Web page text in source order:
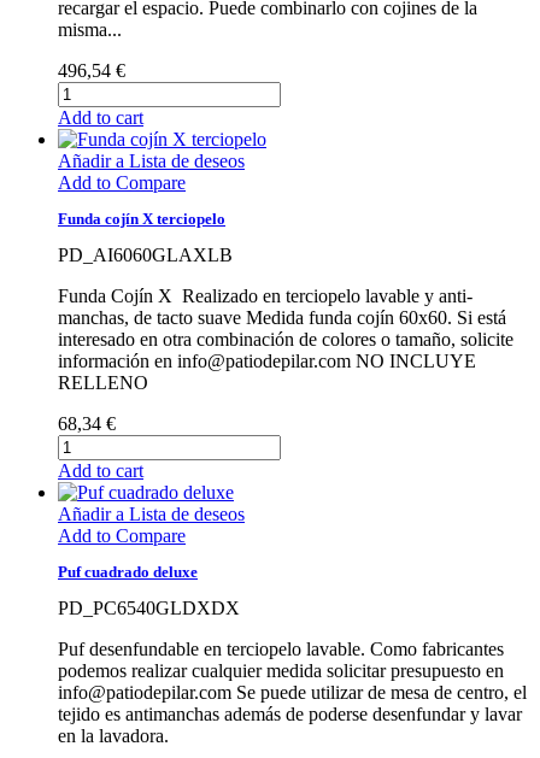
recargar el espacio. Puede combinarlo con cojines de la
misma...
496,54 €
Add to cart
Añadir a Lista de deseos
Add to Compare
Funda cojín X terciopelo
PD_AI6060GLAXLB
Funda Cojín X Realizado en terciopelo lavable y anti-
manchas, de tacto suave Medida funda cojín 60x60. Si está
interesado en otra combinación de colores o tamaño, solicite
información en info@patiodepilar.com NO INCLUYE
RELLENO
68,34 €
Add to cart
Añadir a Lista de deseos
Add to Compare
Puf cuadrado deluxe
PD_PC6540GLDXDX
Puf desenfundable en terciopelo lavable. Como fabricantes
podemos realizar cualquier medida solicitar presupuesto en
info@patiodepilar.com Se puede utilizar de mesa de centro, el
tejido es antimanchas además de poderse desenfundar y lavar
en la lavadora.